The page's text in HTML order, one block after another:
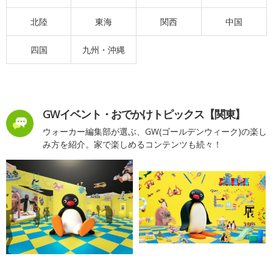
北陸 東海 関西 中国
四国 九州・沖縄
GWイベント・おでかけトピックス【関東】
ウォーカー編集部が選ぶ、GW(ゴールデンウィーク)の楽し
み方を紹介。家で楽しめるコンテンツも続々！